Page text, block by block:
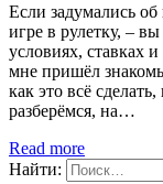
Если задумались об
игре в рулетку, –
условиях, ставках
мне пришёл
как это всё
разберёмся, на…
Read more
Найти: